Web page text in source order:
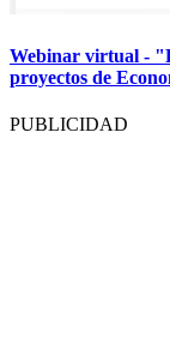
Webinar virtual -
proyectos de
PUBLICIDAD